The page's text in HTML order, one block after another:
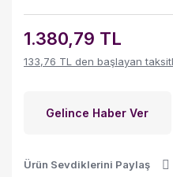
1.380,79 TL
133,76 TL den başlayan
Gelince Haber Ver
Ürün Sevdiklerini Paylaş